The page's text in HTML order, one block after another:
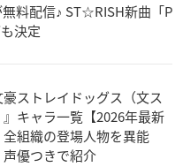
無料配信♪ ST☆RISH新曲「P
決定
豪ストレイドッグス（文ス
』キャラ一覧【2026年最新
全組織の登場人物を異能
声優つきで紹介